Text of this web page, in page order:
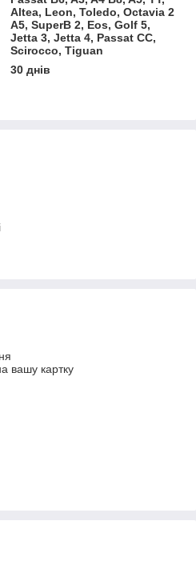
Altea, Leon, Toledo, Octavia 2
A5, SuperB 2, Eos, Golf 5,
Jetta 3, Jetta 4, Passat CC,
Scirocco, Tiguan
30 днів
вашу картку